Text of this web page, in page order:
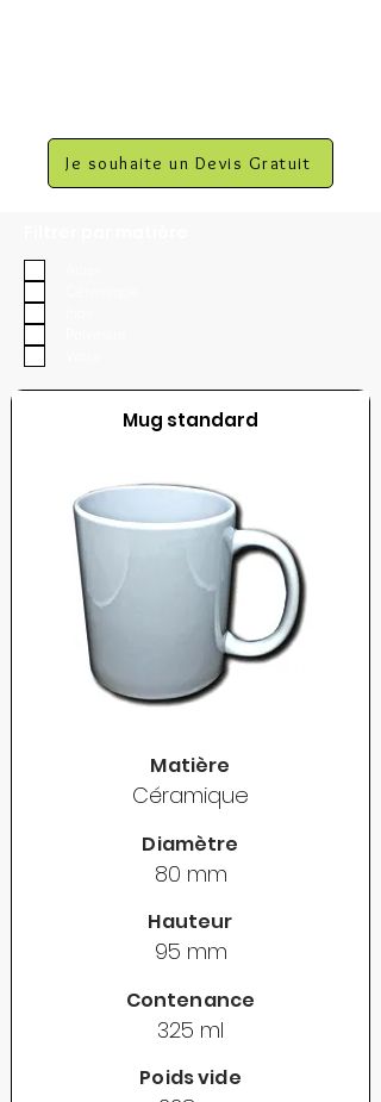
Je souhaite un Devis Gratuit
Mug standard
Matière
Céramique
Diamètre
80 mm
Hauteur
95 mm
Contenance
325 ml
Poids vide